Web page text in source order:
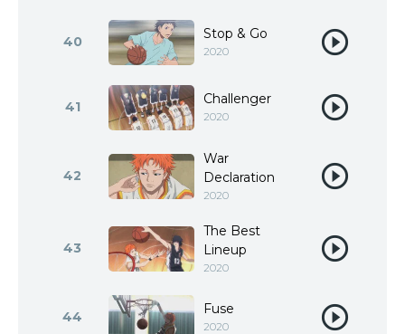
40 Stop & Go
2020
41 Challenger
2020
42
War
Declaration
2020
43
The Best
Lineup
2020
44 Fuse
2020